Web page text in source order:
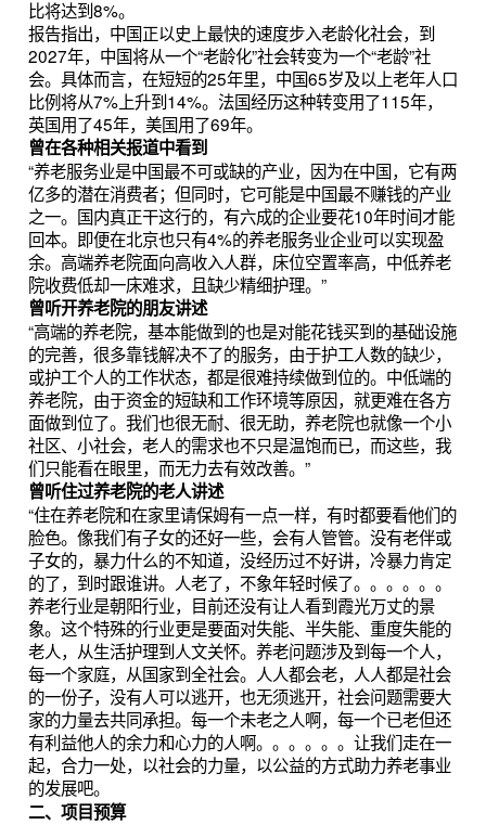
比将达到8%。
报告指出，中国正以史上最快的速度步入老龄化社会，到
2027年，中国将从一个“老龄化”社会转变为一个“老龄”社
会。具体而言，在短短的25年里，中国65岁及以上老年人口
比例将从7%上升到14%。法国经历这种转变用了115年，
英国用了45年，美国用了69年。
曾在各种相关报道中看到
“养老服务业是中国最不可或缺的产业，因为在中国，它有两
亿多的潜在消费者；但同时，它可能是中国最不赚钱的产业
之一。国内真正干这行的，有六成的企业要花10年时间才能
回本。即便在北京也只有4%的养老服务业企业可以实现盈
余。高端养老院面向高收入人群，床位空置率高，中低养老
院收费低却一床难求，且缺少精细护理。”
曾听开养老院的朋友讲述
“高端的养老院，基本能做到的也是对能花钱买到的基础设施
的完善，很多靠钱解决不了的服务，由于护工人数的缺少，
或护工个人的工作状态，都是很难持续做到位的。中低端的
养老院，由于资金的短缺和工作环境等原因，就更难在各方
面做到位了。我们也很无耐、很无助，养老院也就像一个小
社区、小社会，老人的需求也不只是温饱而已，而这些，我
们只能看在眼里，而无力去有效改善。”
曾听住过养老院的老人讲述
“住在养老院和在家里请保姆有一点一样，有时都要看他们的
脸色。像我们有子女的还好一些，会有人管管。没有老伴或
子女的，暴力什么的不知道，没经历过不好讲，冷暴力肯定
的了，到时跟谁讲。人老了，不象年轻时候了。。。。。。
养老行业是朝阳行业，目前还没有让人看到霞光万丈的景
象。这个特殊的行业更是要面对失能、半失能、重度失能的
老人，从生活护理到人文关怀。养老问题涉及到每一个人，
每一个家庭，从国家到全社会。人人都会老，人人都是社会
的一份子，没有人可以逃开，也无须逃开，社会问题需要大
家的力量去共同承担。每一个未老之人啊，每一个已老但还
有利益他人的余力和心力的人啊。。。。。。让我们走在一
起，合力一处，以社会的力量，以公益的方式助力养老事业
的发展吧。
二、项目预算